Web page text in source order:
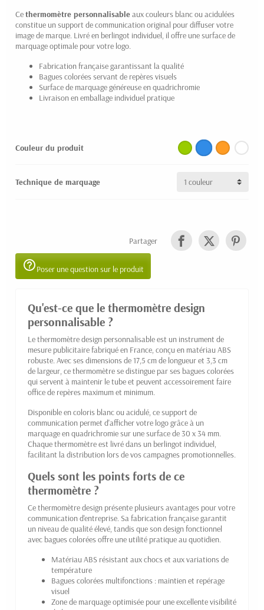
Cethermomètre personnalisableaux couleurs blanc ou acidulées
constitue un support de communication original pour diffuser votre
image de marque. Livré en berlingot individuel, il offre une surface de
marquage optimale pour votre logo.
Fabrication française garantissant la qualité
Bagues colorées servant de repères visuels
Surface de marquage généreuse en quadrichromie
Livraison en emballage individuel pratique
Couleur du produit
Technique de marquage
Partager
help_outlinePoser une question sur le produit
Qu'est-ce que le thermomètre design
personnalisable ?
Le thermomètre design personnalisable est un instrument de
mesure publicitaire fabriqué en France, conçu en matériau ABS
robuste. Avec ses dimensions de 17,5 cm de longueur et 3,3 cm
de largeur, ce thermomètre se distingue par ses bagues colorées
qui servent à maintenir le tube et peuvent accessoirement faire
office de repères maximum et minimum.
Disponible en coloris blanc ou acidulé, ce support de
communication permet d'afficher votre logo grâce à un
marquage en quadrichromie sur une surface de 30 x 34 mm.
Chaque thermomètre est livré dans un berlingot individuel,
facilitant la distribution lors de vos campagnes promotionnelles.
Quels sont les points forts de ce
thermomètre ?
Ce thermomètre design présente plusieurs avantages pour votre
communication d'entreprise. Sa fabrication française garantit
un niveau de qualité élevé, tandis que son design fonctionnel
avec bagues colorées offre une utilité pratique au quotidien.
Matériau ABS résistant aux chocs et aux variations de
température
Bagues colorées multifonctions : maintien et repérage
visuel
Zone de marquage optimisée pour une excellente visibilité